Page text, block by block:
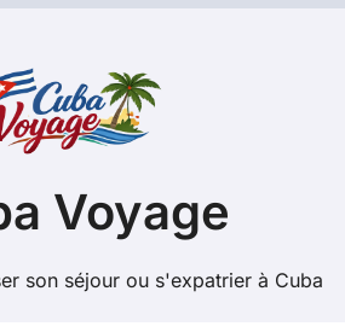
Voyage
son séjour ou s'expatrier à Cuba